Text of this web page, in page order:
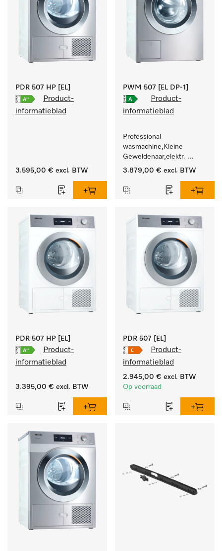
PDR 507 HP [EL]
Product-
informatieblad
3.595,00 € excl. BTW
PWM 507 [EL DP-1]
Product-
informatieblad
Professional
wasmachine,Kleine
Geweldenaar,elektr.
verwarmd, met
doelgroepspecifieke
3.879,00 € excl. BTW
PDR 507 HP [EL]
Product-
informatieblad
3.395,00 € excl. BTW
PDR 507 [EL]
Product-
informatieblad
2.945,00 € excl. BTW
Op voorraad